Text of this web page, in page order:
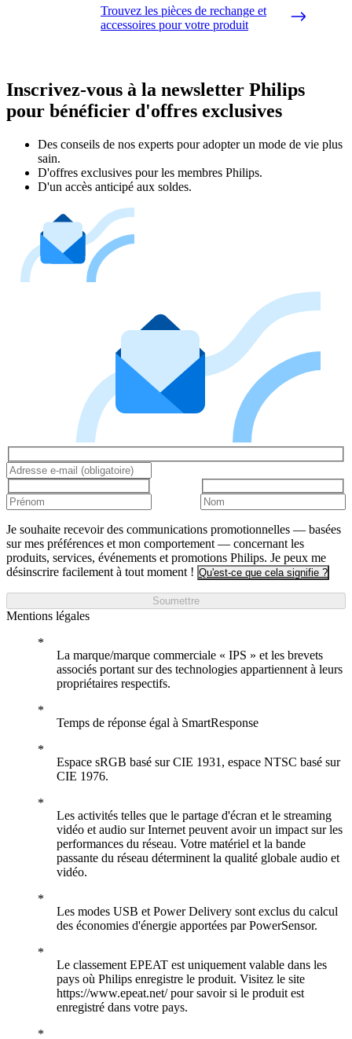
Trouvez les pièces de rechange et
accessoires pour votre produit
Inscrivez-vous à la newsletter Philips
pour bénéficier d'offres exclusives
Des conseils de nos experts pour adopter un mode de vie plus
sain.
D'offres exclusives pour les membres Philips.
D'un accès anticipé aux soldes.
Je souhaite recevoir des communications promotionnelles — basées
sur mes préférences et mon comportement — concernant les
produits, services, événements et promotions Philips. Je peux me
désinscrire facilement à tout moment ! Qu'est-ce que cela signifie ?
Soumettre
Mentions légales
La marque/marque commerciale « IPS » et les brevets
associés portant sur des technologies appartiennent à leurs
propriétaires respectifs.
Temps de réponse égal à SmartResponse
Espace sRGB basé sur CIE 1931, espace NTSC basé sur
CIE 1976.
Les activités telles que le partage d'écran et le streaming
vidéo et audio sur Internet peuvent avoir un impact sur les
performances du réseau. Votre matériel et la bande
passante du réseau déterminent la qualité globale audio et
vidéo.
Les modes USB et Power Delivery sont exclus du calcul
des économies d'énergie apportées par PowerSensor.
Le classement EPEAT est uniquement valable dans les
pays où Philips enregistre le produit. Visitez le site
https://www.epeat.net/ pour savoir si le produit est
enregistré dans votre pays.